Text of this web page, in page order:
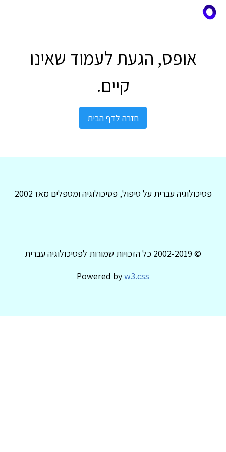
אופס, הגעת לעמוד שאינו
קיים.
חזרה לדף הבית
פסיכולוגיה עברית על טיפול, פסיכולוגיה ומטפלים מאז 2002
© 2002-2019 כל הזכויות שמורות לפסיכולוגיה עברית
Powered byw3.css